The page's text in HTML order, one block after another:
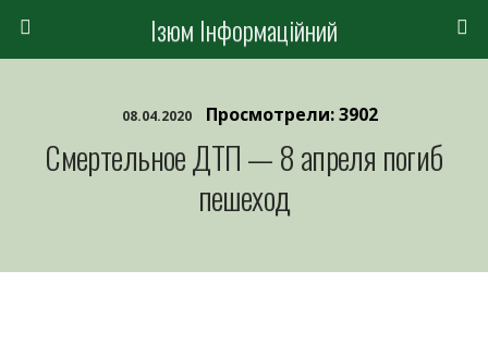
Ізюм Інформаційний
08.04.2020 Просмотрели: 3902
Смертельное ДТП — 8 апреля погиб
пешеход